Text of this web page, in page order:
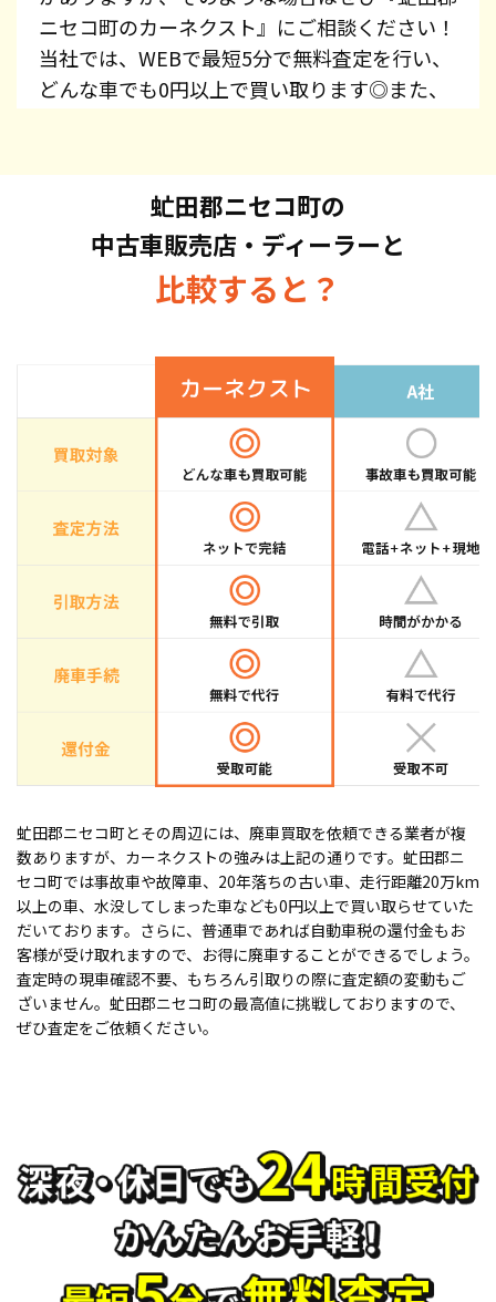
ニセコ町のカーネクスト』にご相談ください！
当社では、WEBで最短5分で無料査定を行い、
どんな車でも0円以上で買い取ります◎また、
マ・オデッセイ・スカイライン・CX-5・ジム
ニーなど、車種を問わずお持ち込みください。
また、高価買取している車種もございますの
で、お気軽にお問い合わせください！
虻田郡ニセコ町の
中古車販売店・ディーラーと
比較すると？
虻田郡ニセコ町とその周辺には、廃車買取を依頼できる業者が複
数ありますが、カーネクストの強みは上記の通りです。虻田郡ニ
セコ町では事故車や故障車、20年落ちの古い車、走行距離20万km
以上の車、水没してしまった車なども0円以上で買い取らせていた
だいております。さらに、普通車であれば自動車税の還付金もお
客様が受け取れますので、お得に廃車することができるでしょう。
査定時の現車確認不要、もちろん引取りの際に査定額の変動もご
ざいません。虻田郡ニセコ町の最高値に挑戦しておりますので、
ぜひ査定をご依頼ください。